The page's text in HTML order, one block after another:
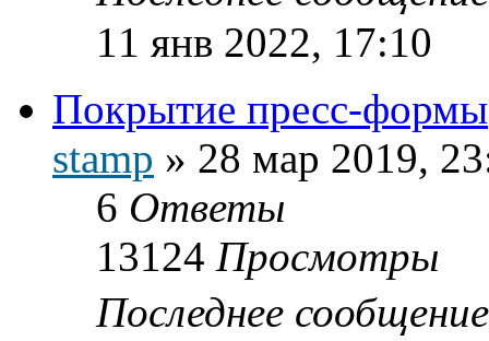
11 янв 2022, 17:10
Покрытие пресс-формы
stamp » 28 мар 2019,
6 Ответы
13124 Просмотры
Последнее